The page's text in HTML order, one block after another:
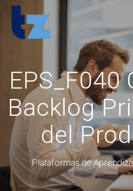
EPS_F040
Backlog
del
Plataformas de